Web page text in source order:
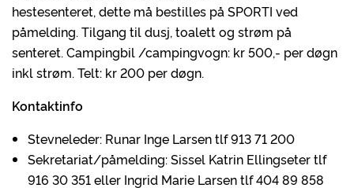
hestesenteret, dette må bestilles på SPORTI ved
påmelding. Tilgang til dusj, toalett og strøm på
senteret. Campingbil /campingvogn: kr 500,- per døgn
inkl strøm. Telt: kr 200 per døgn.
Kontaktinfo
Stevneleder: Runar Inge Larsen tlf 913 71 200
Sekretariat/påmelding: Sissel Katrin Ellingseter tlf
916 30 351 eller Ingrid Marie Larsen tlf 404 89 858